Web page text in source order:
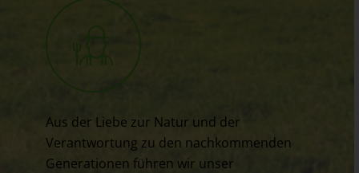
Aus der Liebe zur Natur und der
Verantwortung zu den nachkommenden
Generationen führen wir unser